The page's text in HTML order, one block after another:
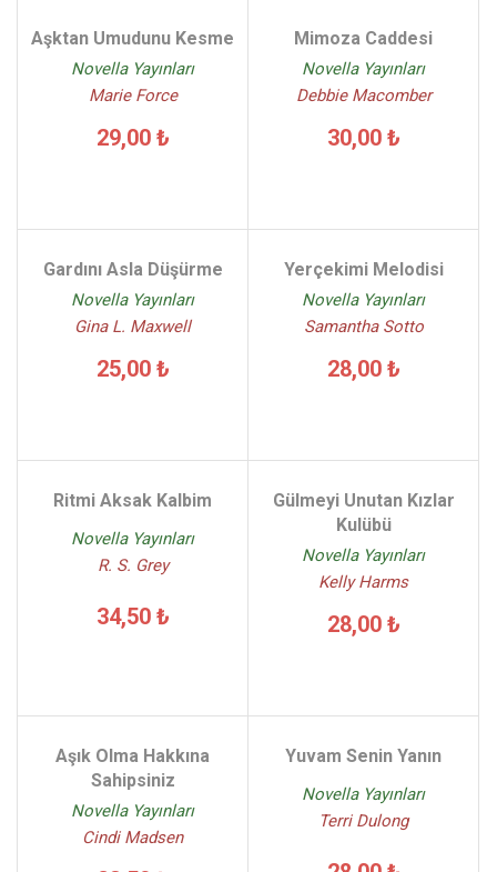
Aşktan Umudunu Kesme
Novella Yayınları
Marie Force
29,00 ₺
Mimoza Caddesi
Novella Yayınları
Debbie Macomber
30,00 ₺
Gardını Asla Düşürme
Novella Yayınları
Gina L. Maxwell
25,00 ₺
Yerçekimi Melodisi
Novella Yayınları
Samantha Sotto
28,00 ₺
Ritmi Aksak Kalbim
Novella Yayınları
R. S. Grey
34,50 ₺
Gülmeyi Unutan Kızlar
Kulübü
Novella Yayınları
Kelly Harms
28,00 ₺
Aşık Olma Hakkına
Sahipsiniz
Novella Yayınları
Cindi Madsen
Yuvam Senin Yanın
Novella Yayınları
Terri Dulong